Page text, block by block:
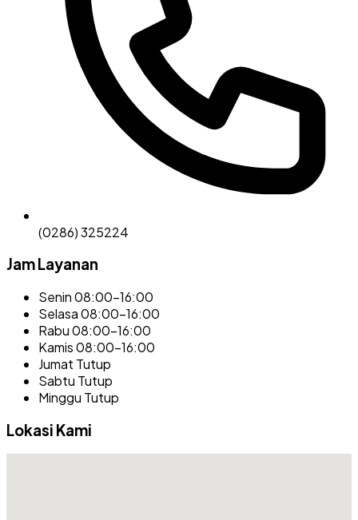
(0286) 325224
Jam Layanan
Senin 08:00-16:00
Selasa 08:00-16:00
Rabu 08:00-16:00
Kamis 08:00-16:00
Jumat Tutup
Sabtu Tutup
Minggu Tutup
Lokasi Kami